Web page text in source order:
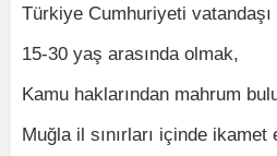
Türkiye Cumhuriyeti vatandaşı
15-30 yaş arasında olmak,
Kamu haklarından mahrum
Muğla il sınırları içinde